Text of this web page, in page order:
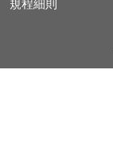
規程細則